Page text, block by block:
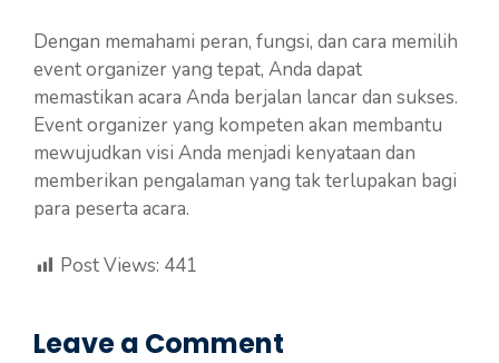
Dengan memahami peran, fungsi, dan cara memilih
event organizer yang tepat, Anda dapat
memastikan acara Anda berjalan lancar dan sukses.
Event organizer yang kompeten akan membantu
mewujudkan visi Anda menjadi kenyataan dan
memberikan pengalaman yang tak terlupakan bagi
para peserta acara.
Post Views: 441
Leave a Comment